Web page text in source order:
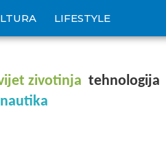
LIFESTYLE
zivotinja tehnologija